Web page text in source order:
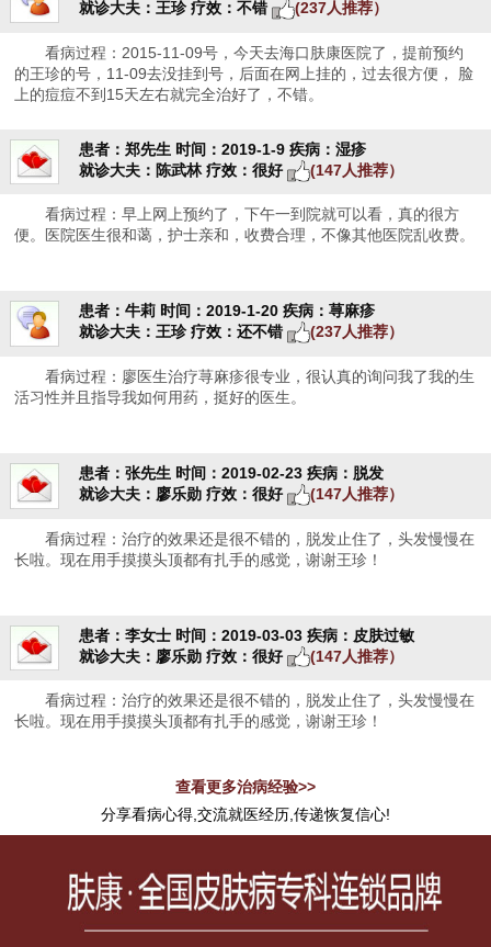
就诊大夫：王珍 疗效：不错 (237人推荐）
看病过程：2015-11-09号，今天去海口肤康医院了，提前预约
的王珍的号，11-09去没挂到号，后面在网上挂的，过去很方便， 脸
上的痘痘不到15天左右就完全治好了，不错。
患者：郑先生 时间：2019-1-9 疾病：湿疹
就诊大夫：陈武林 疗效：很好 (147人推荐）
看病过程：早上网上预约了，下午一到院就可以看，真的很方
便。医院医生很和蔼，护士亲和，收费合理，不像其他医院乱收费。
患者：牛莉 时间：2019-1-20 疾病：荨麻疹
就诊大夫：王珍 疗效：还不错 (237人推荐）
看病过程：廖医生治疗荨麻疹很专业，很认真的询问我了我的生
活习性并且指导我如何用药，挺好的医生。
患者：张先生 时间：2019-02-23 疾病：脱发
就诊大夫：廖乐勋 疗效：很好 (147人推荐）
看病过程：治疗的效果还是很不错的，脱发止住了，头发慢慢在
长啦。现在用手摸摸头顶都有扎手的感觉，谢谢王珍！
患者：李女士 时间：2019-03-03 疾病：皮肤过敏
就诊大夫：廖乐勋 疗效：很好 (147人推荐）
看病过程：治疗的效果还是很不错的，脱发止住了，头发慢慢在
长啦。现在用手摸摸头顶都有扎手的感觉，谢谢王珍！
查看更多治病经验>>
分享看病心得,交流就医经历,传递恢复信心!